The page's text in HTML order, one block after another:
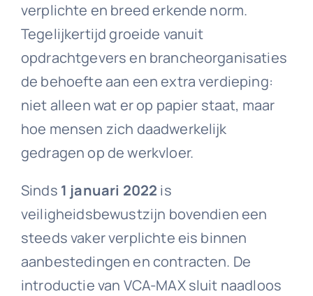
verplichte en breed erkende norm.
Tegelijkertijd groeide vanuit
opdrachtgevers en brancheorganisaties
de behoefte aan een extra verdieping:
niet alleen wat er op papier staat, maar
hoe mensen zich daadwerkelijk
gedragen op de werkvloer.
Sinds 1 januari 2022 is
veiligheidsbewustzijn bovendien een
steeds vaker verplichte eis binnen
aanbestedingen en contracten. De
introductie van VCA-MAX sluit naadloos